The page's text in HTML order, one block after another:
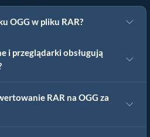
OGG w pliku RAR?
i przeglądarki obsługują
RAR na OGG za